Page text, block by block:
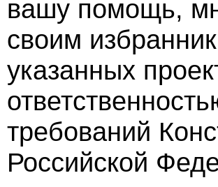
вашу помощь,
своим
указанных
требований
Российской